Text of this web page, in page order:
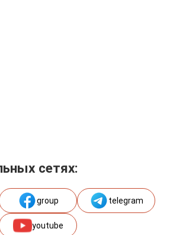
сетях:
group telegram
youtube